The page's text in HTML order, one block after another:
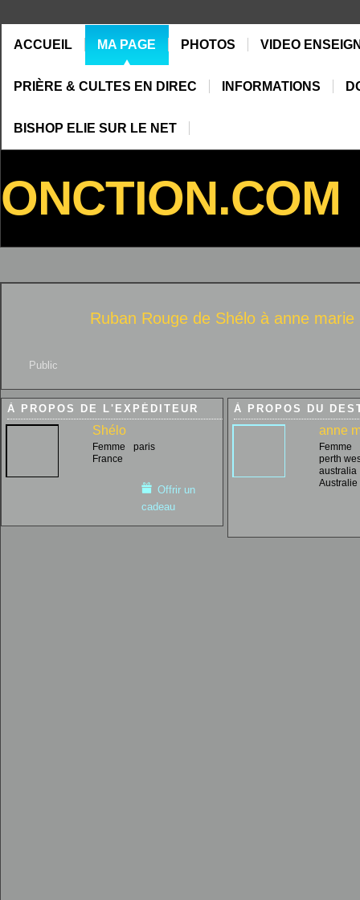
ACCUEIL MA PAGE PHOTOS VIDEO
PRIÈRE & CULTES EN DIREC INFORMATIONS
BISHOP ELIE SUR LE NET
ONCTION.COM
Public
Ruban Rouge de Shélo à anne marie
À PROPOS DE L'EXPÉDITEUR
Shélo
Femme
paris
France
Offrir un
cadeau
À PROPOS DU
anne
Femme
perth
australia
Australie